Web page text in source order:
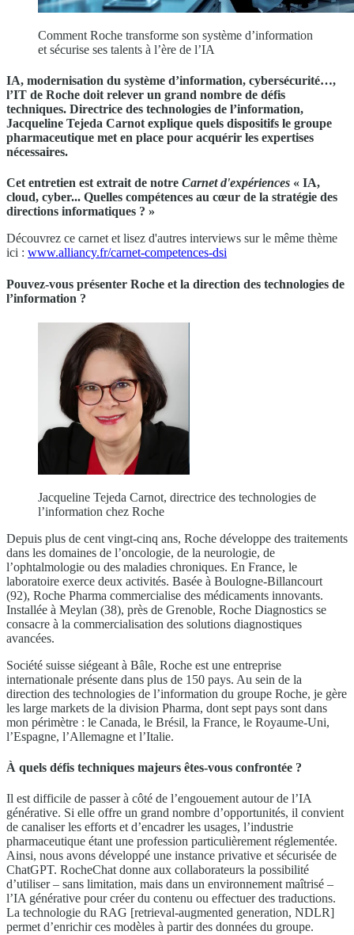
Comment Roche transforme son système d’information
et sécurise ses talents à l’ère de l’IA
IA, modernisation du système d’information, cybersécurité…,
l’IT de Roche doit relever un grand nombre de défis
techniques. Directrice des technologies de l’information,
Jacqueline Tejeda Carnot explique quels dispositifs le groupe
pharmaceutique met en place pour acquérir les expertises
nécessaires.
Cet entretien est extrait de notre Carnet d'expériences « IA,
cloud, cyber... Quelles compétences au cœur de la stratégie des
directions informatiques ? »
Découvrez ce carnet et lisez d'autres interviews sur le même thème
ici : www.alliancy.fr/carnet-competences-dsi
Pouvez-vous présenter Roche et la direction des technologies de
l’information ?
Jacqueline Tejeda Carnot, directrice des technologies de
l’information chez Roche
Depuis plus de cent vingt-cinq ans, Roche développe des traitements
dans les domaines de l’oncologie, de la neurologie, de
l’ophtalmologie ou des maladies chroniques. En France, le
laboratoire exerce deux activités. Basée à Boulogne-Billancourt
(92), Roche Pharma commercialise des médicaments innovants.
Installée à Meylan (38), près de Grenoble, Roche Diagnostics se
consacre à la commercialisation des solutions diagnostiques
avancées.
Société suisse siégeant à Bâle, Roche est une entreprise
internationale présente dans plus de 150 pays. Au sein de la
direction des technologies de l’information du groupe Roche, je gère
les large markets de la division Pharma, dont sept pays sont dans
mon périmètre : le Canada, le Brésil, la France, le Royaume-Uni,
l’Espagne, l’Allemagne et l’Italie.
À quels défis techniques majeurs êtes-vous confrontée ?
Il est difficile de passer à côté de l’engouement autour de l’IA
générative. Si elle offre un grand nombre d’opportunités, il convient
de canaliser les efforts et d’encadrer les usages, l’industrie
pharmaceutique étant une profession particulièrement réglementée.
Ainsi, nous avons développé une instance privative et sécurisée de
ChatGPT. RocheChat donne aux collaborateurs la possibilité
d’utiliser – sans limitation, mais dans un environnement maîtrisé –
l’IA générative pour créer du contenu ou effectuer des traductions.
La technologie du RAG [retrieval-augmented generation, NDLR]
permet d’enrichir ces modèles à partir des données du groupe.